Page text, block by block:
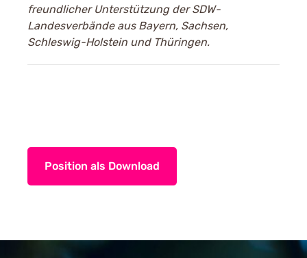
freundlicher Unterstützung der SDW-
Landesverbände aus Bayern, Sachsen,
Schleswig-Holstein und Thüringen.
Position als Download